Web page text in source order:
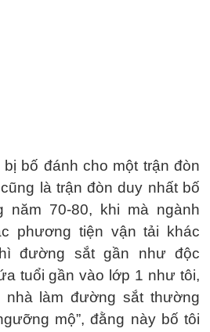
bố đánh cho một trận đòn
là trận đòn duy nhất bố
năm 70-80, khi mà ngành
phương tiện vận tải khác
đường sắt gần như độc
tuổi gần vào lớp 1 như tôi,
làm đường sắt thường
mộ”, đằng này bố tôi